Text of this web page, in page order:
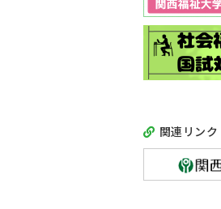
関連リンク